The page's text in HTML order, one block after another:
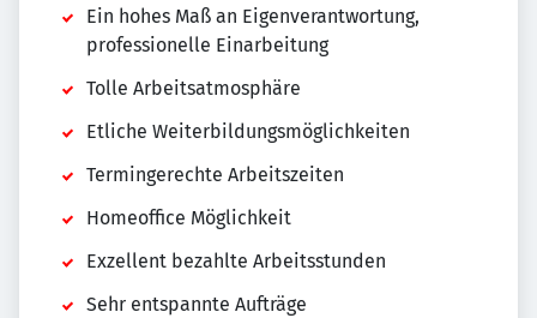
Ein hohes Maß an Eigenverantwortung,
professionelle Einarbeitung
Tolle Arbeitsatmosphäre
Etliche Weiterbildungsmöglichkeiten
Termingerechte Arbeitszeiten
Homeoffice Möglichkeit
Exzellent bezahlte Arbeitsstunden
Sehr entspannte Aufträge